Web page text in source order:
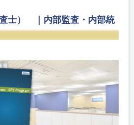
士） ｜内部監査・内部統